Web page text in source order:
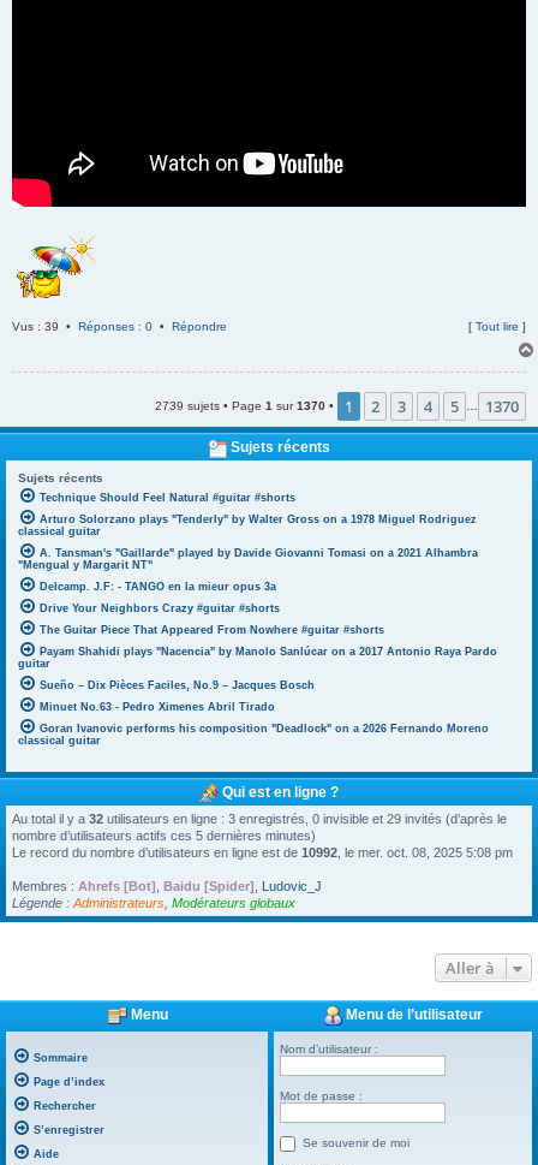
Vus : 39 • Réponses : 0 • Répondre [ Tout lire ]
2739 sujets • Page 1 sur1370 • 1 2 3 4 5 1370
Sujets récents
Sujets récents
Technique Should Feel Natural #guitar #shorts
Arturo Solorzano plays "Tenderly" by Walter Gross on a 1978 Miguel Rodriguez
classical guitar
A. Tansman's "Gaillarde" played by Davide Giovanni Tomasi on a 2021 Alhambra
"Mengual y Margarit NT"
Delcamp. J.F: - TANGO en la mieur opus 3a
Drive Your Neighbors Crazy #guitar #shorts
The Guitar Piece That Appeared From Nowhere #guitar #shorts
Payam Shahidi plays "Nacencia" by Manolo Sanlúcar on a 2017 Antonio Raya Pardo
guitar
Sueño – Dix Pièces Faciles, No.9 – Jacques Bosch
Minuet No.63 - Pedro Ximenes Abril Tirado
Goran Ivanovic performs his composition "Deadlock" on a 2026 Fernando Moreno
classical guitar
Qui est en ligne ?
Au total il y a 32 utilisateurs en ligne : 3 enregistrés, 0 invisible et 29 invités (d’après le
nombre d’utilisateurs actifs ces 5 dernières minutes)
Le record du nombre d’utilisateurs en ligne est de 10992 , le mer. oct. 08, 2025 5:08 pm
Membres : Ahrefs [Bot] Baidu [Spider]
Ludovic_J
Légende : Administrateurs Modérateurs globaux
Aller à
Menu
Sommaire
Page d’index
Rechercher
S’enregistrer
Aide
Menu de l’utilisateur
Nom d’utilisateur :
Mot de passe :
Se souvenir de moi